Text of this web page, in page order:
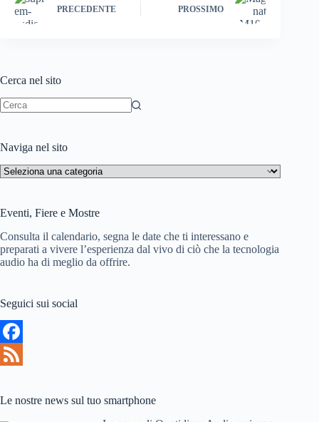
i
PRECEDENTE PROSSIMO
Cerca nel sito
Naviga nel sito
Naviga
nel
Eventi, Fiere e Mostre
Consulta il calendario, segna le date che ti interessano e
preparati a vivere l’esperienza dal vivo di ciò che la tecnologia
audio ha di meglio da offrire.
Seguici sui social
F
c
e
Le nostre news sul tuo smartphone